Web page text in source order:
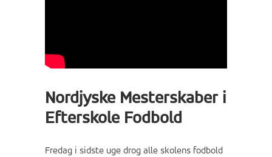
Nordjyske Mesterskaber i
Efterskole Fodbold
Fredag i sidste uge drog alle skolens fodbold